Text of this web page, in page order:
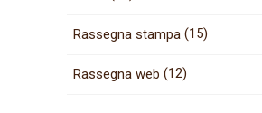
Rassegna stampa (15)
Rassegna web (12)